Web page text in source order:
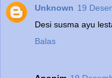
Unknown 19
Desi susma ayu
Balas